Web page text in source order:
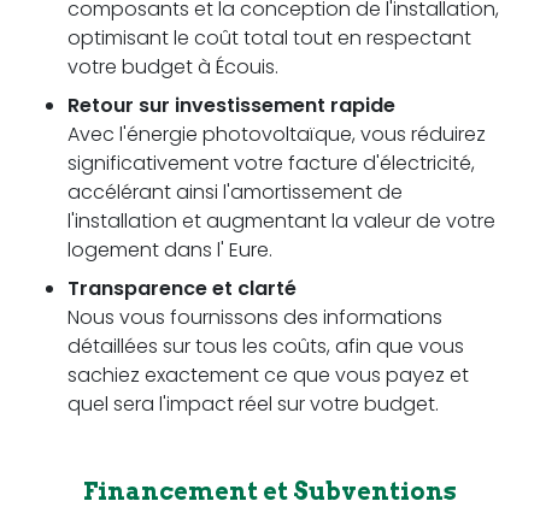
composants et la conception de l'installation,
optimisant le coût total tout en respectant
votre budget à Écouis.
Retour sur investissement rapide
Avec l'énergie photovoltaïque, vous réduirez
significativement votre facture d'électricité,
accélérant ainsi l'amortissement de
l'installation et augmentant la valeur de votre
logement dans l' Eure.
Transparence et clarté
Nous vous fournissons des informations
détaillées sur tous les coûts, afin que vous
sachiez exactement ce que vous payez et
quel sera l'impact réel sur votre budget.
Financement et Subventions